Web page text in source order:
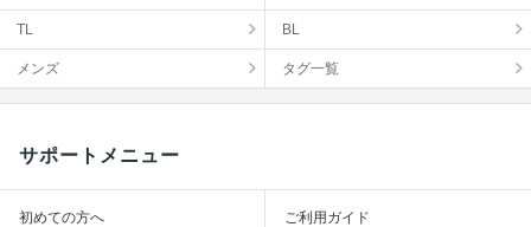
TL BL
メンズ タグ一覧
サポートメニュー
初めての方へ ご利用ガイド